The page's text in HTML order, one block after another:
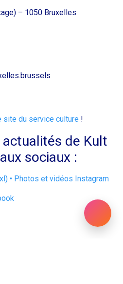
– 1050 Bruxelles
site du service culture !
de Kult
sociaux :
• Photos et vidéos Instagram